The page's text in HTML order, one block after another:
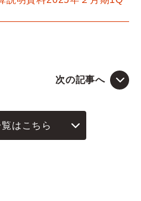
次の記事へ
はこちら